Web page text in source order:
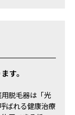
す。
脱毛器は「光
ばれる健康治療